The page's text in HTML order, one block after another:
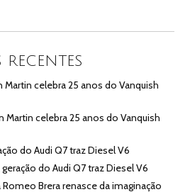
Martin celebra 25 anos do Vanquish
Martin celebra 25 anos do Vanquish
do Audi Q7 traz Diesel V6
do Audi Q7 traz Diesel V6
Romeo Brera renasce da imaginação